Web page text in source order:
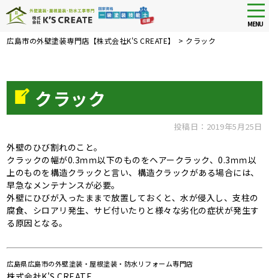
Skip
MENU
広島市の外壁塗装専門店【株式会社K'S CREATE】 > クラック
クラック
投稿日：2019年5月25日
外壁のひび割れのこと。
クラックの幅が0.3ｍｍ以下のものをヘアークラック、0.3ｍｍ以
上のものを構造クラックと言い、構造クラックがある場合には、
早急なメンテナンスが必要。
外壁にひびが入ったままで放置しておくと、水が侵入し、支柱の
腐食、シロアリ発生、サビ付いたりと様々な劣化の症状が発生す
る原因となる。
広島県広島市の外壁塗装・屋根塗装・防水リフォーム専門店